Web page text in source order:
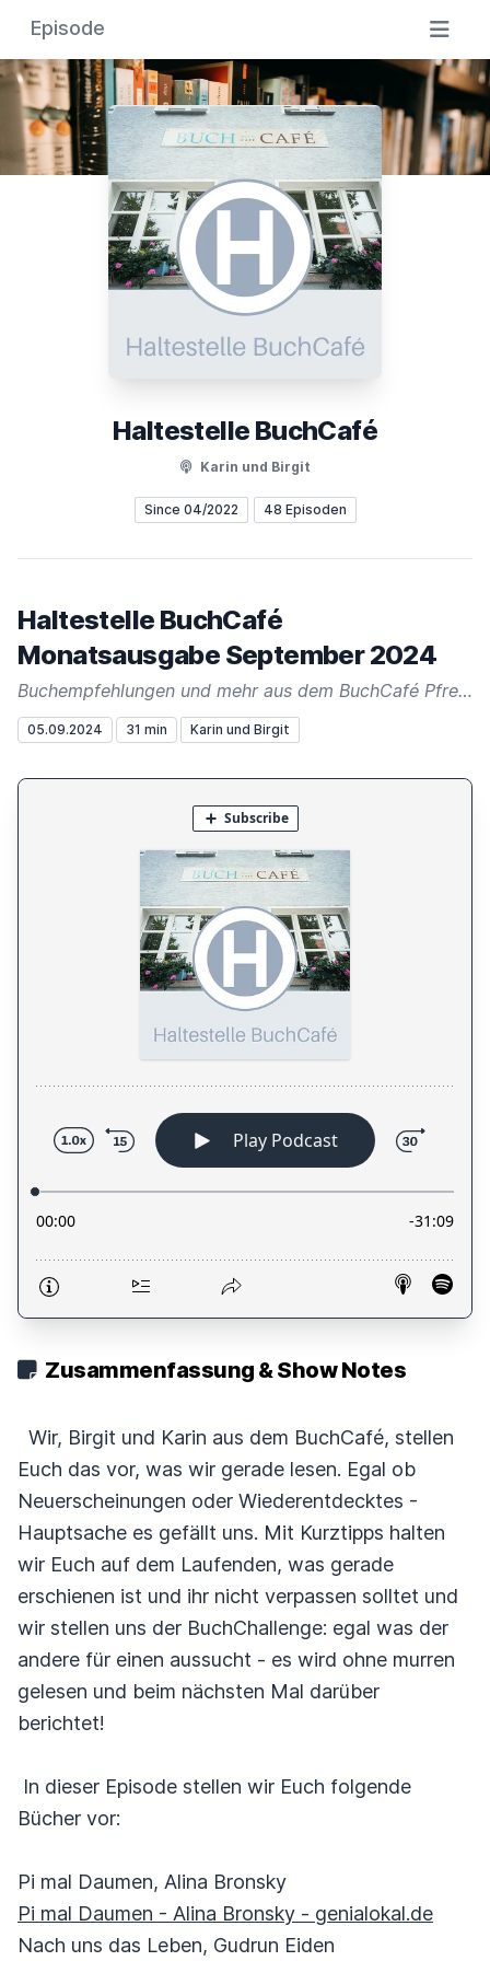
Episode
Haltestelle BuchCafé
Karin und Birgit
Since 04/2022 48 Episoden
Haltestelle BuchCafé
Monatsausgabe September 2024
Buchempfehlungen und mehr aus dem BuchCafé Pfreimd
05.09.2024 31 min Karin und Birgit
Zusammenfassung & Show Notes
Wir, Birgit und Karin aus dem BuchCafé, stellen
Euch das vor, was wir gerade lesen. Egal ob
Neuerscheinungen oder Wiederentdecktes -
Hauptsache es gefällt uns. Mit Kurztipps halten
wir Euch auf dem Laufenden, was gerade
erschienen ist und ihr nicht verpassen solltet und
wir stellen uns der BuchChallenge: egal was der
andere für einen aussucht - es wird ohne murren
gelesen und beim nächsten Mal darüber
berichtet!
In dieser Episode stellen wir Euch folgende
Bücher vor:
Pi mal Daumen, Alina Bronsky
Pi mal Daumen - Alina Bronsky - genialokal.de
Nach uns das Leben, Gudrun Eiden